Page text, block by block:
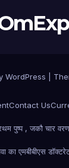
WordPress
Contact Us
पुष्प , जकौ चार
का एमबीबीएस